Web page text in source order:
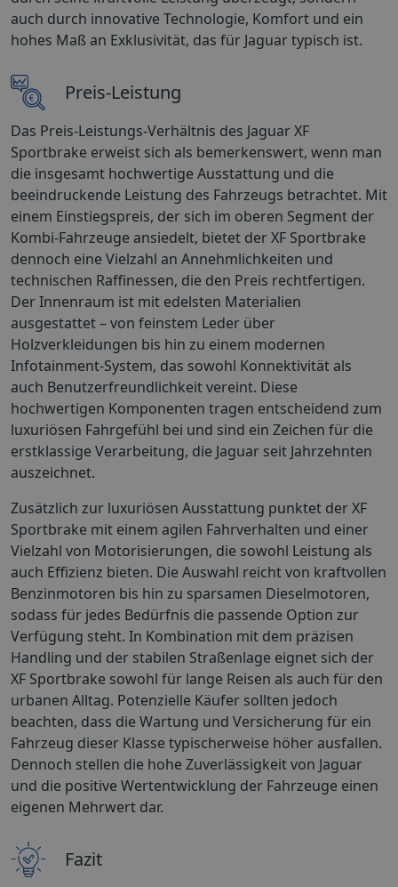
auch durch innovative Technologie, Komfort und ein
hohes Maß an Exklusivität, das für Jaguar typisch ist.
Preis-Leistung
Das Preis-Leistungs-Verhältnis des Jaguar XF
Sportbrake erweist sich als bemerkenswert, wenn man
die insgesamt hochwertige Ausstattung und die
beeindruckende Leistung des Fahrzeugs betrachtet. Mit
einem Einstiegspreis, der sich im oberen Segment der
Kombi-Fahrzeuge ansiedelt, bietet der XF Sportbrake
dennoch eine Vielzahl an Annehmlichkeiten und
technischen Raffinessen, die den Preis rechtfertigen.
Der Innenraum ist mit edelsten Materialien
ausgestattet – von feinstem Leder über
Holzverkleidungen bis hin zu einem modernen
Infotainment-System, das sowohl Konnektivität als
auch Benutzerfreundlichkeit vereint. Diese
hochwertigen Komponenten tragen entscheidend zum
luxuriösen Fahrgefühl bei und sind ein Zeichen für die
erstklassige Verarbeitung, die Jaguar seit Jahrzehnten
auszeichnet.
Zusätzlich zur luxuriösen Ausstattung punktet der XF
Sportbrake mit einem agilen Fahrverhalten und einer
Vielzahl von Motorisierungen, die sowohl Leistung als
auch Effizienz bieten. Die Auswahl reicht von kraftvollen
Benzinmotoren bis hin zu sparsamen Dieselmotoren,
sodass für jedes Bedürfnis die passende Option zur
Verfügung steht. In Kombination mit dem präzisen
Handling und der stabilen Straßenlage eignet sich der
XF Sportbrake sowohl für lange Reisen als auch für den
urbanen Alltag. Potenzielle Käufer sollten jedoch
beachten, dass die Wartung und Versicherung für ein
Fahrzeug dieser Klasse typischerweise höher ausfallen.
Dennoch stellen die hohe Zuverlässigkeit von Jaguar
und die positive Wertentwicklung der Fahrzeuge einen
eigenen Mehrwert dar.
Fazit